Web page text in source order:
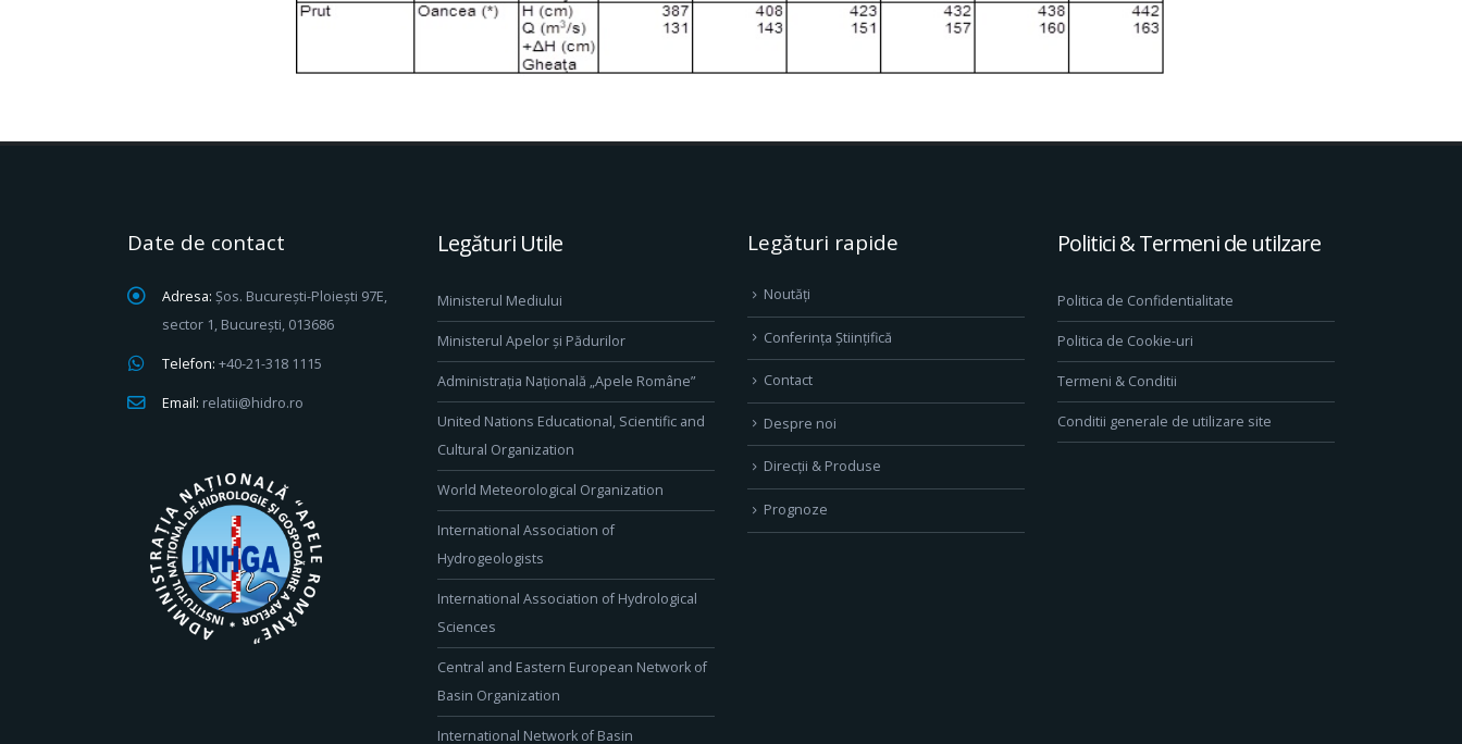
Date de contact
Adresa: Șos. București-Ploiești 97E,
sector 1, București, 013686
Telefon: +40-21-318 1115
Email: relatii@hidro.ro
Legături Utile
Ministerul Mediului
Ministerul Apelor și Pădurilor
Administrația Națională „Apele Române”
United Nations Educational, Scientific and
Cultural Organization
World Meteorological Organization
International Association of
Hydrogeologists
International Association of Hydrological
Sciences
Central and Eastern European Network of
Basin Organization
International Network of Basin
Legături rapide
Noutăți
Conferința Științifică
Contact
Despre noi
Direcţii & Produse
Prognoze
Politici & Termeni de utilzare
Politica de Confidentialitate
Politica de Cookie-uri
Termeni & Conditii
Conditii generale de utilizare site